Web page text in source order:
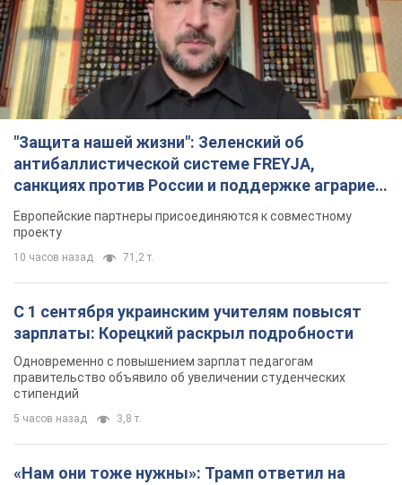
"Защита нашей жизни": Зеленский об
антибаллистической системе FREYJA,
санкциях против России и поддержке аграриев.
Видео
Европейские партнеры присоединяются к совместному
проекту
10 часов назад 71,2 т.
С 1 сентября украинским учителям повысят
зарплаты: Корецкий раскрыл подробности
Одновременно с повышением зарплат педагогам
правительство объявило об увеличении студенческих
стипендий
5 часов назад 3,8 т.
«Нам они тоже нужны»: Трамп ответил на